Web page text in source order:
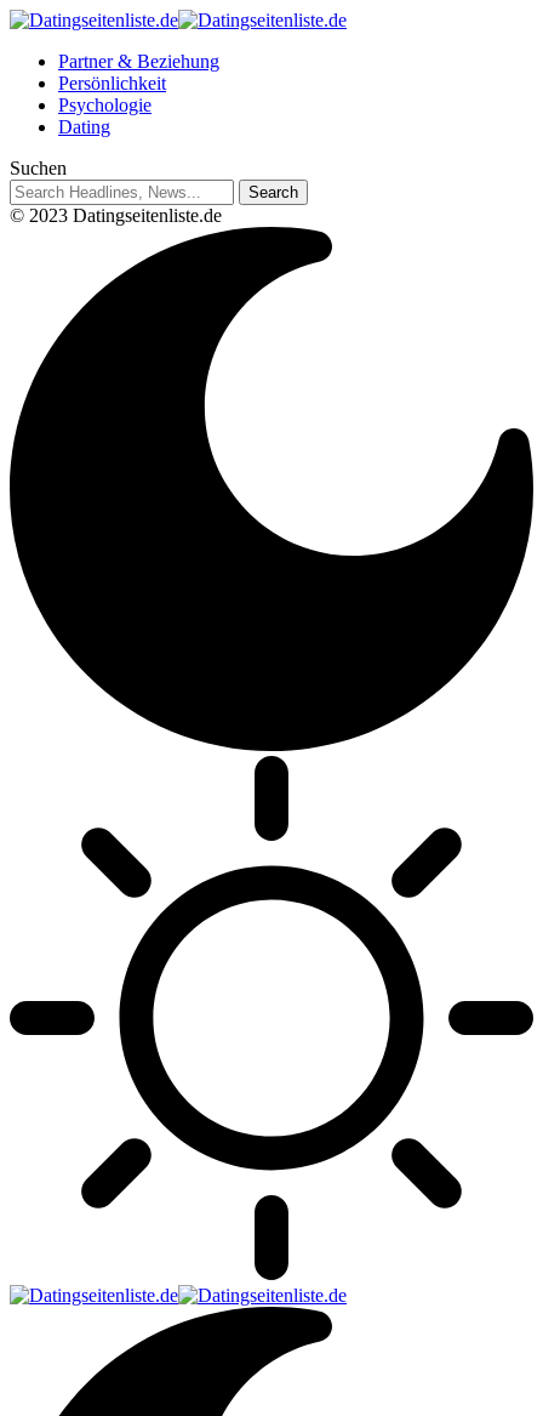
Partner & Beziehung
Persönlichkeit
Psychologie
Dating
Suchen
© 2023 Datingseitenliste.de